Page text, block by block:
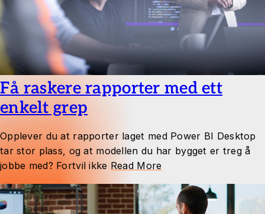
Få raskere rapporter med ett
enkelt grep
Opplever du at rapporter laget med Power BI Desktop
tar stor plass, og at modellen du har bygget er treg å
jobbe med? Fortvil ikke Read More